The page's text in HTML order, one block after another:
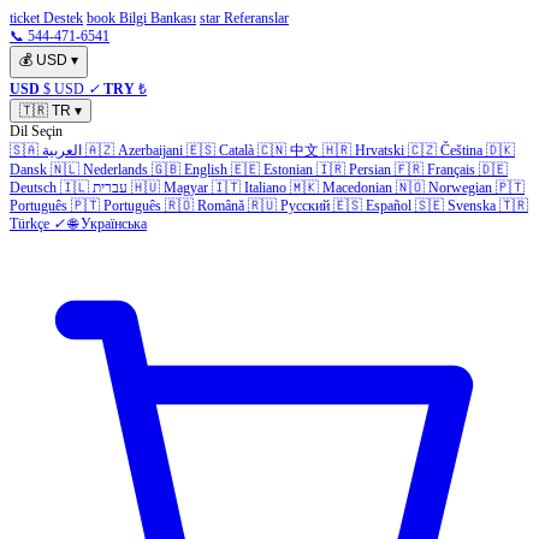
ticket Destek book Bilgi Bankası star Referanslar
📞 544-471-6541
💰 USD ▾
USD $ USD ✓ TRY ₺
🇹🇷 TR ▾
Dil Seçin
🇸🇦 العربية 🇦🇿 Azerbaijani 🇪🇸 Català 🇨🇳 中文 🇭🇷 Hrvatski 🇨🇿 Čeština 🇩🇰
Dansk 🇳🇱 Nederlands 🇬🇧 English 🇪🇪 Estonian 🇮🇷 Persian 🇫🇷 Français 🇩🇪
Deutsch 🇮🇱 עברית 🇭🇺 Magyar 🇮🇹 Italiano 🇲🇰 Macedonian 🇳🇴 Norwegian 🇵🇹
Português 🇵🇹 Português 🇷🇴 Română 🇷🇺 Русский 🇪🇸 Español 🇸🇪 Svenska 🇹🇷
Türkçe ✓ 🌐 Українська